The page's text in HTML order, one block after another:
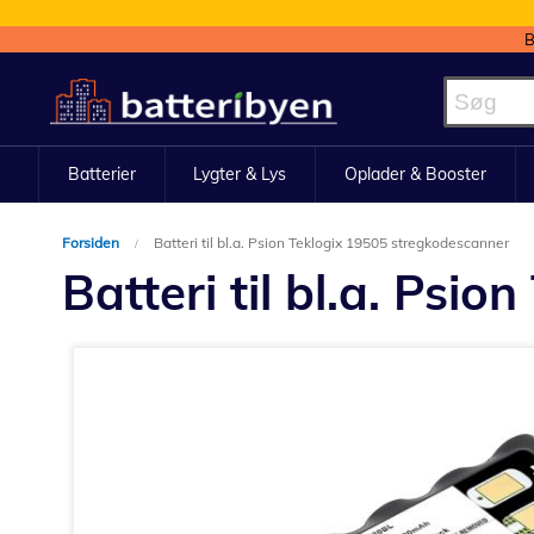
to
Content
Batterier Lygter & Lys Oplader & Booster
Forsiden Batteri til bl.a. Psion Teklogix 19505 stregkodescanner
Batteri til bl.a.